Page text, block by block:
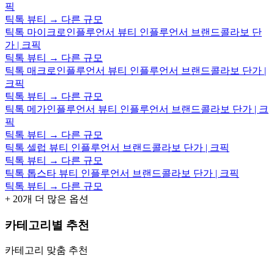
픽
틱톡 뷰티 → 다른 규모
틱톡 마이크로인플루언서 뷰티 인플루언서 브랜드콜라보 단
가 | 크픽
틱톡 뷰티 → 다른 규모
틱톡 매크로인플루언서 뷰티 인플루언서 브랜드콜라보 단가 |
크픽
틱톡 뷰티 → 다른 규모
틱톡 메가인플루언서 뷰티 인플루언서 브랜드콜라보 단가 | 크
픽
틱톡 뷰티 → 다른 규모
틱톡 셀럽 뷰티 인플루언서 브랜드콜라보 단가 | 크픽
틱톡 뷰티 → 다른 규모
틱톡 톱스타 뷰티 인플루언서 브랜드콜라보 단가 | 크픽
틱톡 뷰티 → 다른 규모
+ 20개 더 많은 옵션
카테고리별 추천
카테고리 맞춤 추천